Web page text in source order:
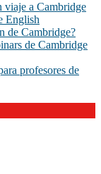
viaje a Cambridge
English
de Cambridge?
de Cambridge
profesores de